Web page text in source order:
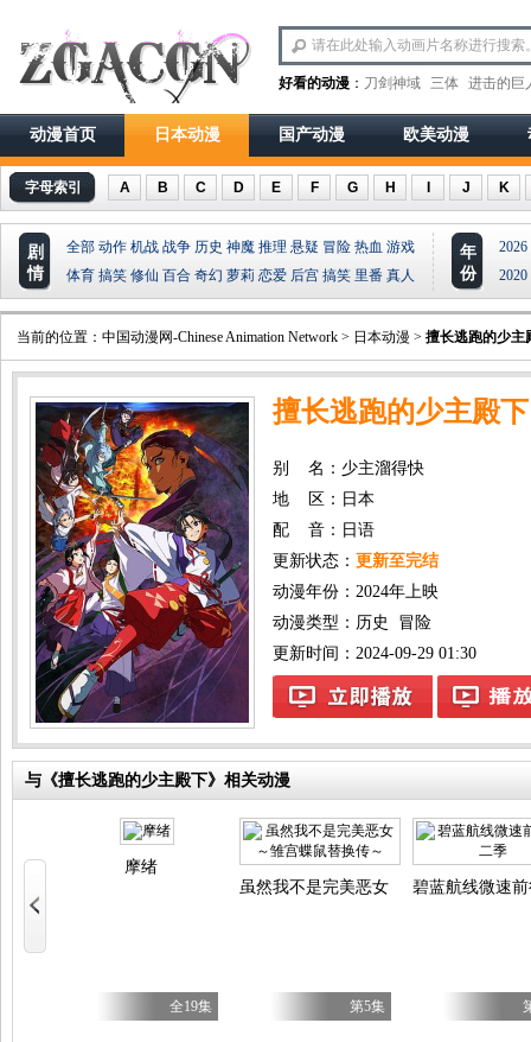
好看的动漫 ： 刀剑神域 三体 进击的巨
动漫首页 日本动漫 国产动漫 欧美动漫
字母索引 A B C D E F G H J K
剧
情
全部 动作 机战 战争 历史 神魔 推理 悬疑 冒险 热血 游戏
体育 搞笑 修仙 百合 奇幻 萝莉 恋爱 后宫 搞笑 里番 真人
年
份
2026
2020
当前的位置： 中国动漫网-Chinese Animation Network > 日本动漫 > 擅长逃跑的少主
擅长逃跑的少主殿下
别 名：少主溜得快
地 区：日本
配 音：日语
更新状态： 更新至完结
动漫年份： 2024年上映
动漫类型： 历史
冒险
更新时间：2024-09-29 01:30
与《擅长逃跑的少主殿下》相关动漫
！ 摩绪
全19集
虽然我不是完美恶女～雏宫蝶鼠替换传
第5集
碧蓝航线微速